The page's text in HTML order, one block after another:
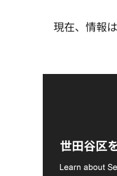
現在、情報
世田谷区
支援金の
て